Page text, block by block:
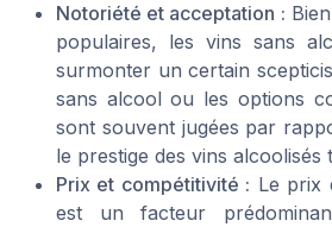
Notoriété et acceptation :
populaires, les vins sans
surmonter un certain
sans alcool ou les options
sont souvent jugées par
le prestige des vins alcoolisés
Prix et compétitivité : Le prix
est un facteur